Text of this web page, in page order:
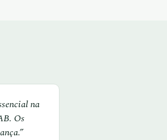
na
Os